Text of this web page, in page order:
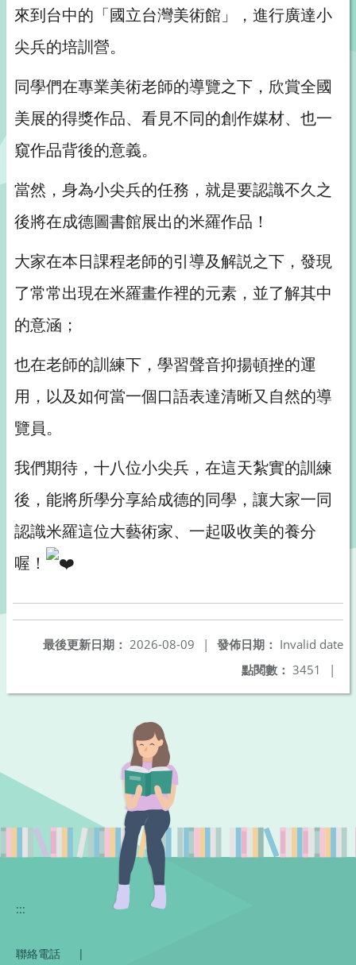
來到台中的「國立台灣美術館」，進行廣達小
尖兵的培訓營。
同學們在專業美術老師的導覽之下，欣賞全國
美展的得獎作品、看見不同的創作媒材、也一
窺作品背後的意義。
當然，身為小尖兵的任務，就是要認識不久之
後將在成德圖書館展出的米羅作品！
大家在本日課程老師的引導及解説之下，發現
了常常出現在米羅畫作裡的元素，並了解其中
的意涵；
也在老師的訓練下，學習聲音抑揚頓挫的運
用，以及如何當一個口語表達清晰又自然的導
覽員。
我們期待，十八位小尖兵，在這天紮實的訓練
後，能將所學分享給成德的同學，讓大家一同
認識米羅這位大藝術家、一起吸收美的養分
喔！
發佈日期： Invalid date
最後更新日期： 2026-08-09
|
點閱數： 3451 |
:::
聯絡電話 |